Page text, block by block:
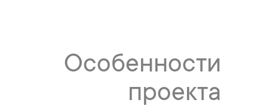
Особенности
проекта